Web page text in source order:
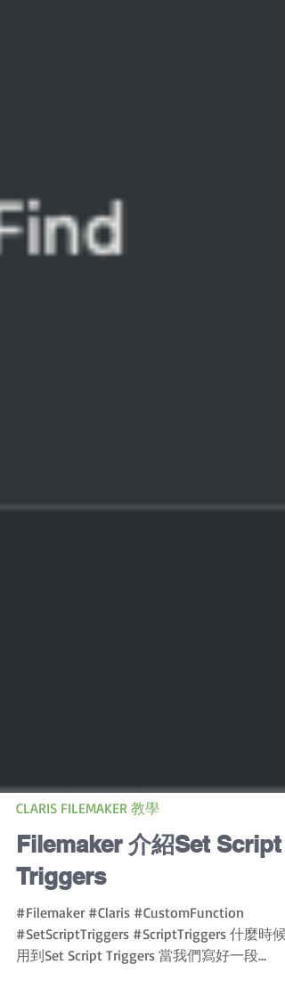
CLARIS FILEMAKER 教學
Filemaker 介紹Set Script
Triggers
#Filemaker #Claris #CustomFunction
#SetScriptTriggers #ScriptTriggers 什麼時候